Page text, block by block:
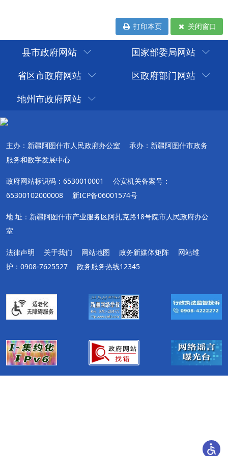
打印本页 关闭窗口
县市政府网站
国家部委局网站
省区市政府网站
区政府部门网站
地州市政府网站
主办：新疆阿图什市人民政府办公室
承办：新疆阿图什市政务
服务和数字发展中心
政府网站标识码：6530010001
公安机关备案号：
65300102000008
新ICP备06001574号
地 址：新疆阿图什市产业服务区阿扎克路18号院市人民政府办公
室
法律声明 关于我们 网站地图 政务新媒体矩阵
网站维
护：0908-7625527
政务服务热线12345